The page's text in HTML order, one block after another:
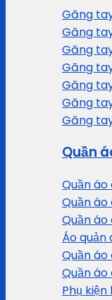
Găng
Găng
Găng
Găng
Găng
Găng
Găng
Quần
Quần
Quần
Quần
Áo quản
Quần
Quần
Phụ kiện